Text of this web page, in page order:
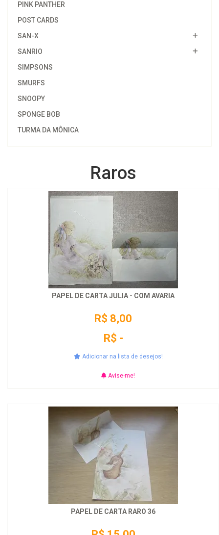
PINK PANTHER
POST CARDS
SAN-X
SANRIO
SIMPSONS
SMURFS
SNOOPY
SPONGE BOB
TURMA DA MÔNICA
Raros
PAPEL DE CARTA JULIA - COM AVARIA
R$ 8,00
R$ -
Adicionar na lista de desejos!
Avise-me!
PAPEL DE CARTA RARO 36